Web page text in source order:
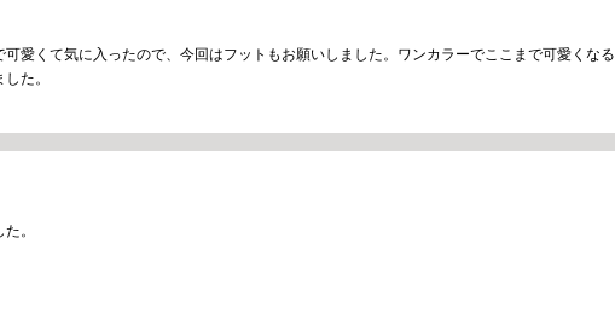
愛くて気に入ったので、今回はフットもお願いしました。ワンカラーでここまで可愛くなる
た。
。